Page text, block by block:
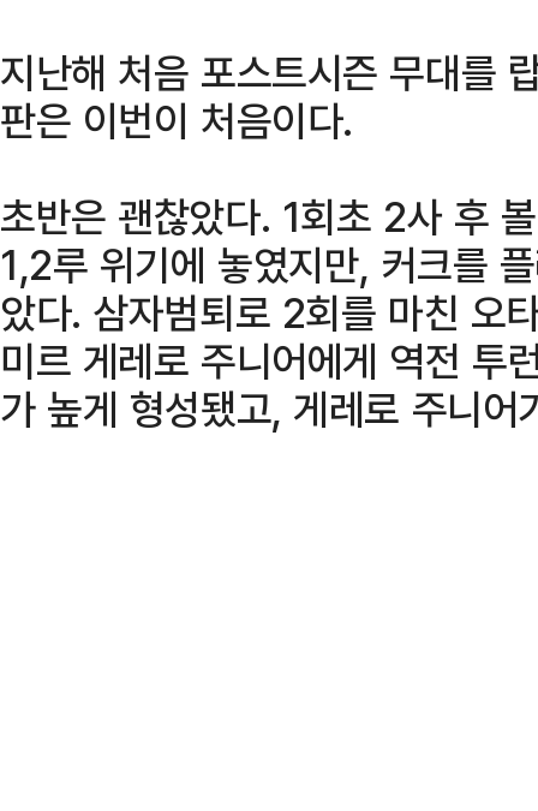
지난해 처음 포스트시즌 무대를
판은 이번이 처음이다.
초반은 괜찮았다. 1회초 2사 후
1,2루 위기에 놓였지만, 커크를
았다. 삼자범퇴로 2회를 마친 오
미르 게레로 주니어에게 역전 투
가 높게 형성됐고, 게레로 주니어